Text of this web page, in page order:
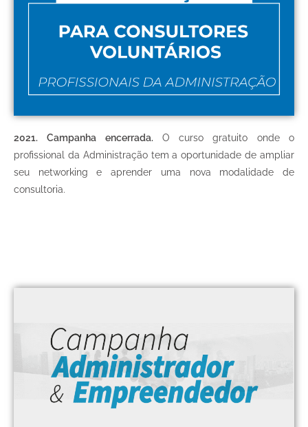
2021. Campanha encerrada. O curso gratuito onde o
profissional da Administração tem a oportunidade de ampliar
seu networking e aprender uma nova modalidade de
consultoria.